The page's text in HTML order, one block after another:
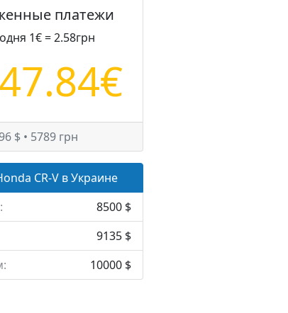
платежи
1€ = 2.58грн
$ • 5789 грн
CR-V в Украине
8500 $
9135 $
10000 $